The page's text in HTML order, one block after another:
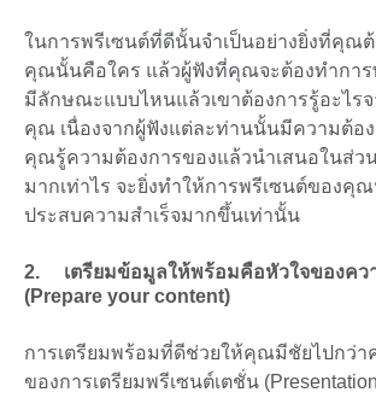
ในการพรีเซนต์ที่ดีนั้นจำเป็นอย่างยิ่งที่คุณต้
คุณนั้นคือใคร แล้วผู้ฟังที่คุณจะต้องทำการ
มีลักษณะแบบไหนแล้วเขาต้องการรู้อะไร
คุณ เนื่องจากผู้ฟังแต่ละท่านนั้นมีความต้อง
คุณรู้ความต้องการของแล้วนำเสนอในส่ว
มากเท่าไร จะยิ่งทำให้การพรีเซนต์ของคุ
ประสบความสำเร็จมากขึ้นเท่านั้น
2. เตรียมข้อมูลให้พร้อมคือหัวใจของคว
(Prepare your content)
การเตรียมพร้อมที่ดีช่วยให้คุณมีชัยไปกว่า
ของการเตรียมพรีเซนต์เตชั่น